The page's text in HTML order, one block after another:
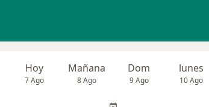
Hoy
7 Ago
Mañana
8 Ago
Dom
9 Ago
lunes
10 Ago